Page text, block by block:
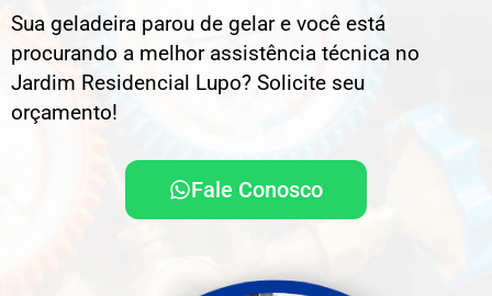
Sua geladeira parou de gelar e você está
procurando a melhor assistência técnica no
Jardim Residencial Lupo? Solicite seu
orçamento!
Fale Conosco